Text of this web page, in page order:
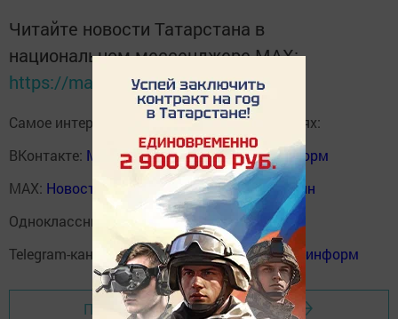
Читайте новости Татарстана в
национальном мессенджере MАХ:
https://max.ru/tatmedia
Самое интересное в наших социальных сетях:
ВКонтакте: Мензелинск news - Мензеля-информ
MAX: Новости Мензелинска - Мензеля онлайн
Одноклассники:
ok.ru/menzelinsk
Telegram-канал: Мензелинск news - Мензеля-информ
Перейти на страницу новости